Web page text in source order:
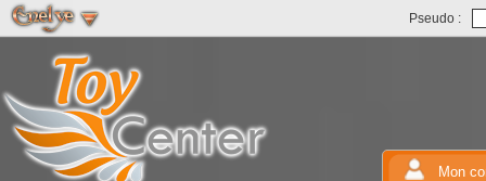
Pseudo :
Mon